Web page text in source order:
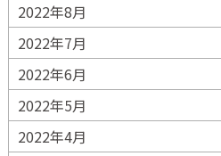
2022年8月
2022年7月
2022年6月
2022年5月
2022年4月